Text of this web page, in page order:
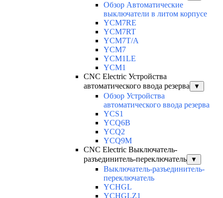
Обзор Автоматические
выключатели в литом корпусе
YCM7RE
YCM7RT
YCM7T/A
YCM7
YCM1LE
YCM1
CNC Electric Устройства
автоматического ввода резерва
▼
Обзор Устройства
автоматического ввода резерва
YCS1
YCQ6B
YCQ2
YCQ9M
CNC Electric Выключатель-
разъединитель-переключатель
▼
Выключатель-разъединитель-
переключатель
YCHGL
YCHGLZ1